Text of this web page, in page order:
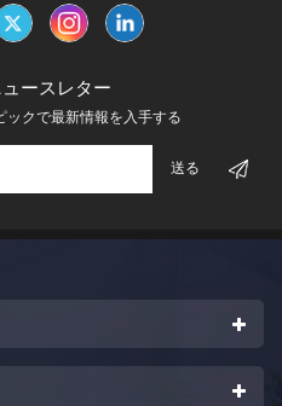
ースレター
クで最新情報を入手する